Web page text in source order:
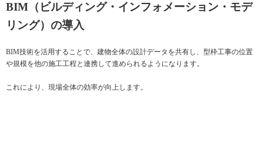
BIM（ビルディング・インフォメーション・モデ
リング）の導入
BIM技術を活用することで、建物全体の設計データを共有し、型枠工事の位置
や規模を他の施工工程と連携して進められるようになります。
これにより、現場全体の効率が向上します。